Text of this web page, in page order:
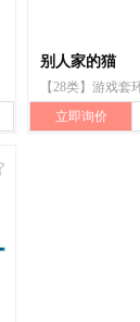
别人家的猫
立即询价